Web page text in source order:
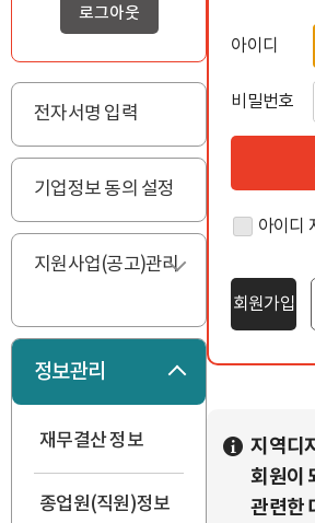
로그아웃
전자서명 입력
기업정보 동의 설정
지원사업(공고)관리
정보관리
재무결산 정보
종업원(직원)정보
아이디
비밀번호
아이디
회원가입
지역디
회원이
관련한